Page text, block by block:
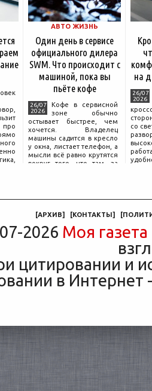
АВТО ЖИЗНЬ
Один день в сервисе
официального дилера
SWM. Что происходит с
машиной, пока вы
пьёте кофе
26/07
2026
Кофе в сервисной
зоне обычно
остывает быстрее, чем
хочется. Владелец
машины садится в кресло
у окна, листает телефон, а
мысли всё равно крутятся
вокруг того, что там, за
на
26/07
2026
со
[АРХИВ] [КОНТАКТЫ] [
2026 Моя газета
цитировании и
в Интернет